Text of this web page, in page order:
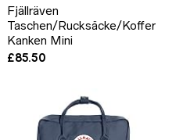
Fjällräven
Taschen/Rucksäcke/Koffer
Kanken Mini
£85.50